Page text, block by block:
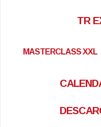
TR
MASTERCLASS XXL